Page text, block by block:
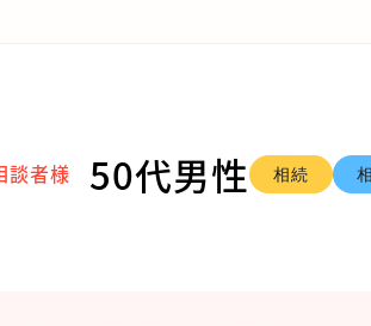
談者様 50代男性 相続